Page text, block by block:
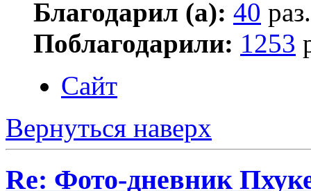
Благодарил (а): 40 раз.
Поблагодарили: 1253
Сайт
Вернуться наверх
Re: Фото-дневник